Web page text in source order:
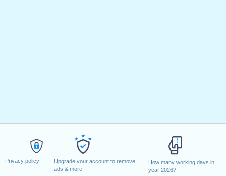
Privacy policy
Upgrade your account to remove
ads & more
How many working days in
year 2026?